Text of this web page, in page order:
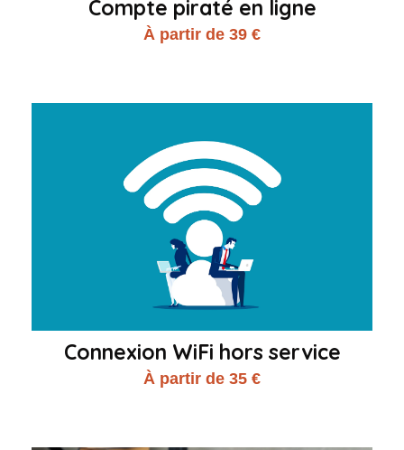
Compte piraté en ligne
À partir de 39 €
Connexion WiFi hors service
À partir de 35 €